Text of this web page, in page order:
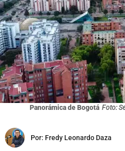
Panorámica de Bogotá Foto:
Por: Fredy Leonardo Daza